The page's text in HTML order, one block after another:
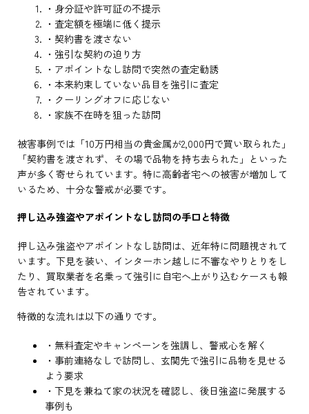
・身分証や許可証の不提示
・査定額を極端に低く提示
・契約書を渡さない
・強引な契約の迫り方
・アポイントなし訪問で突然の査定勧誘
・本来約束していない品目を強引に査定
・クーリングオフに応じない
・家族不在時を狙った訪問
被害事例では「10万円相当の貴金属が2,000円で買い取られた」
「契約書を渡されず、その場で品物を持ち去られた」といった
声が多く寄せられています。特に高齢者宅への被害が増加して
いるため、十分な警戒が必要です。
押し込み強盗やアポイントなし訪問の手口と特徴
押し込み強盗やアポイントなし訪問は、近年特に問題視されて
います。下見を装い、インターホン越しに不審なやりとりをし
たり、買取業者を名乗って強引に自宅へ上がり込むケースも報
告されています。
特徴的な流れは以下の通りです。
・無料査定やキャンペーンを強調し、警戒心を解く
・事前連絡なしで訪問し、玄関先で強引に品物を見せる
よう要求
・下見を兼ねて家の状況を確認し、後日強盗に発展する
事例も